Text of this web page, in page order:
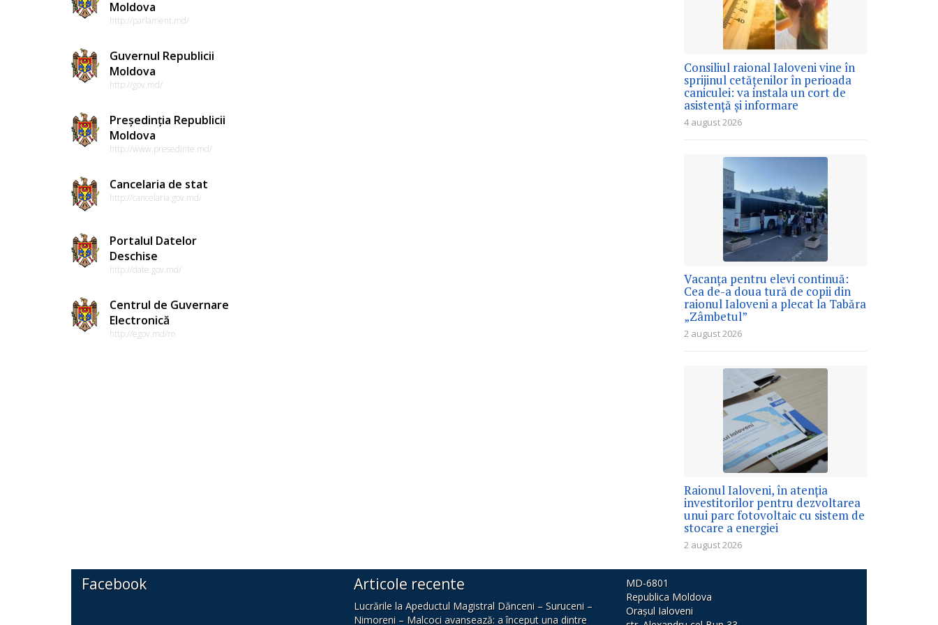
Moldova
http://parlament.md/
Guvernul Republicii
Moldova
http://gov.md/
Președinția Republicii
Moldova
http://www.presedinte.md/
Cancelaria de stat
http://cancelaria.gov.md/
Portalul Datelor
Deschise
http://date.gov.md/
Centrul de Guvernare
Electronică
http://egov.md/ro
Consiliul raional Ialoveni vine în
sprijinul cetățenilor în perioada
caniculei: va instala un cort de
asistență și informare
4 august 2026
Vacanța pentru elevi continuă:
Cea de-a doua tură de copii din
raionul Ialoveni a plecat la Tabăra
„Zâmbetul”
2 august 2026
Raionul Ialoveni, în atenția
investitorilor pentru dezvoltarea
unui parc fotovoltaic cu sistem de
stocare a energiei
2 august 2026
Facebook Articole recente
Lucrările la Apeductul Magistral Dănceni – Suruceni –
Nimoreni – Malcoci avansează: a început una dintre
MD-6801
Republica Moldova
Orașul Ialoveni